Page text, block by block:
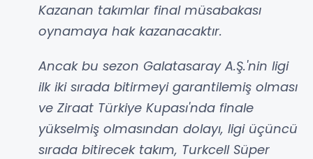
Kazanan takımlar final müsabakası
oynamaya hak kazanacaktır.
Ancak bu sezon Galatasaray A.Ş.'nin ligi
ilk iki sırada bitirmeyi garantilemiş olması
ve Ziraat Türkiye Kupası'nda finale
yükselmiş olmasından dolayı, ligi üçüncü
sırada bitirecek takım, Turkcell Süper